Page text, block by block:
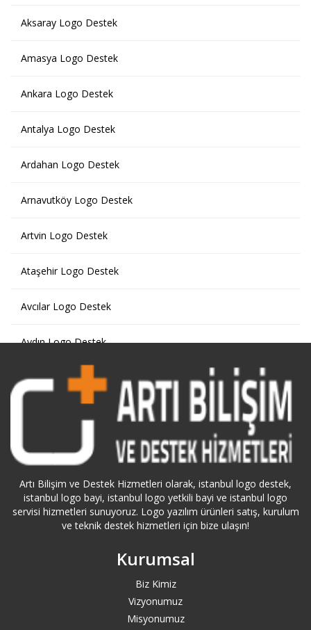
Aksaray Logo Destek
Amasya Logo Destek
Ankara Logo Destek
Antalya Logo Destek
Ardahan Logo Destek
Arnavutköy Logo Destek
Artvin Logo Destek
Ataşehir Logo Destek
Avcılar Logo Destek
Aydın Logo Destek
Bağcılar Logo Destek
Bahçelievler Logo Destek
Bakırköy Logo Destek
Balıkesir Logo Destek
Bartın Logo Destek
Başakşehir Logo Destek
Artı Bilişim ve Destek Hizmetleri olarak, istanbul logo destek,
istanbul logo bayi, istanbul logo yetkili bayi ve istanbul logo
servisi hizmetleri sunuyoruz. Logo yazılım ürünleri satış, kurulum
ve teknik destek hizmetleri için bize ulaşın!
Kurumsal
Biz Kimiz
Vizyonumuz
Misyonumuz